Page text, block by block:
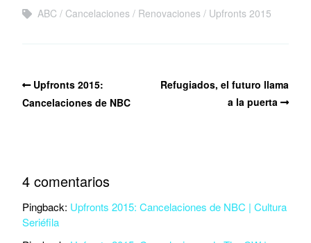
publicitaria?
Alcázar de
ABC
Cancelaciones Renovaciones Upfronts 2015
Upfronts 2015:
Cancelaciones de NBC
Refugiados, el futuro llama
a la puerta
4 comentarios
Pingback: Upfronts 2015: Cancelaciones de NBC | Cultura
Seriéfila